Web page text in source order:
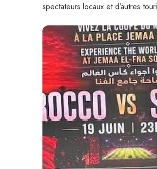
spectateurs locaux et d’autres